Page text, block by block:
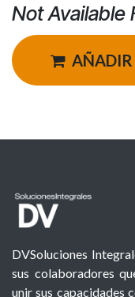
Not Available
DVSoluciones
sus colaboradores
unir sus capacidades